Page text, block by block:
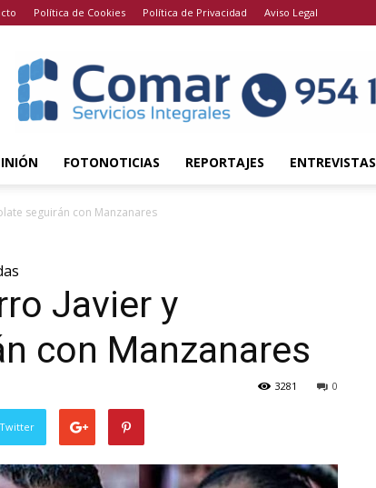
Política de Cookies Política de Privacidad Aviso Legal
FOTONOTICIAS REPORTAJES ENTREVISTAS
seguirán con Manzanares
Javier y
con Manzanares
0
3281